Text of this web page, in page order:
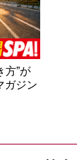
方”が
ガジン